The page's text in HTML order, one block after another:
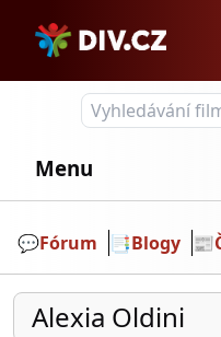
Menu
💬️Fórum 📑Blogy 📰
Alexia Oldini